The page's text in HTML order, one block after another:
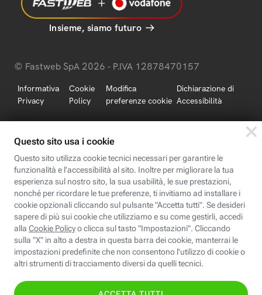
Insieme, siamo futuro
© Fastweb SpA 2026 - P.IVA 12878470157
Informativa
Privacy
Cookie
Policy
Modifica
preferenze cookie
Dichiarazione di
Accessibilità